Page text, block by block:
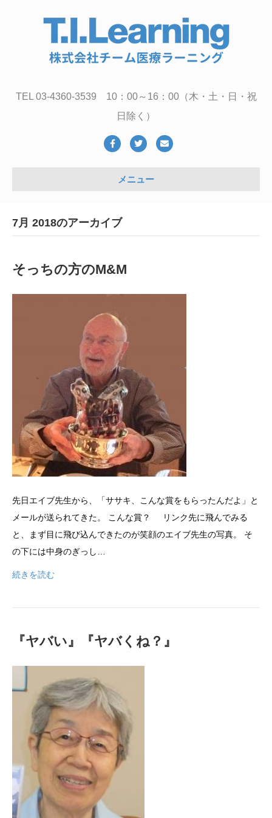
TEL 03-4360-3539 10：00～16：00（木・土・日・祝
日除く）
FacebookTwitterEmail
メニュー
7月 2018のアーカイブ
そっちの方のM&M
先日エイブ先生から、「ササキ、こんな賞をもらったんだよ」と
メールが送られてきた。 こんな賞？ リンク先に飛んでみる
と、まず目に飛び込んできたのが笑顔のエイブ先生の写真。 そ
の下には中身のぎっし…
続きを読む
『ヤバい』『ヤバくね？』